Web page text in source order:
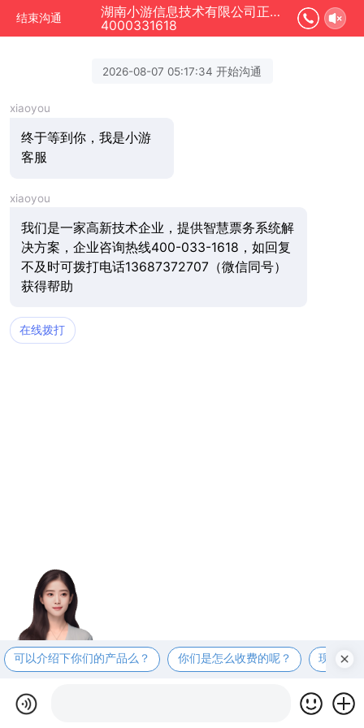
结束沟通
湖南小游信息技术有限公司正在为您服务
4000331618
2026-08-07 05:17:34 开始沟通
xiaoyou
终于等到你，我是小游
客服
xiaoyou
我们是一家高新技术企业，提供智慧票务系统解
决方案，企业咨询热线400-033-1618，如回复
不及时可拨打电话13687372707（微信同号）
获得帮助
在线拨打
可以介绍下你们的产品么？ 你们是怎么收费的呢？ 现在有